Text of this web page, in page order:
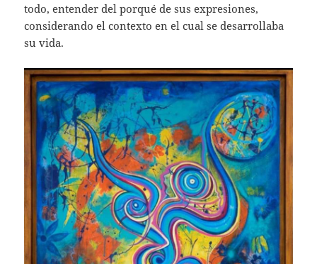
todo, entender del porqué de sus expresiones,
considerando el contexto en el cual se desarrollaba
su vida.